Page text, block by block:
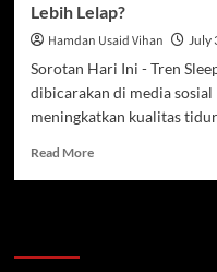
Lebih Lelap?
Hamdan Usaid Vihan July
Sorotan Hari Ini - Tren
dibicarakan di media
meningkatkan kualitas
Read MoreRead